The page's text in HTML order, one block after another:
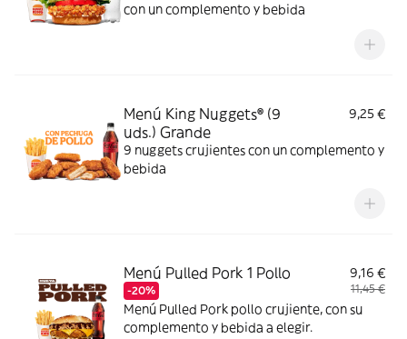
con un complemento y bebida
Menú King Nuggets® (9
uds.) Grande
9,25 €
9 nuggets crujientes con un complemento y
bebida
Menú Pulled Pork 1 Pollo
-20%
9,16 €
11,45 €
Menú Pulled Pork pollo crujiente, con su
complemento y bebida a elegir.